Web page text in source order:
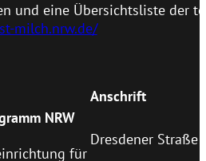
und eine Übersichtsliste der
milch.nrw.de/
Anschrift
NRW
für
Dresdener Straße